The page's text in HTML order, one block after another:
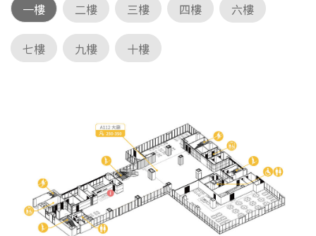
一樓 二樓 三樓 四樓 六樓
七樓 九樓 十樓